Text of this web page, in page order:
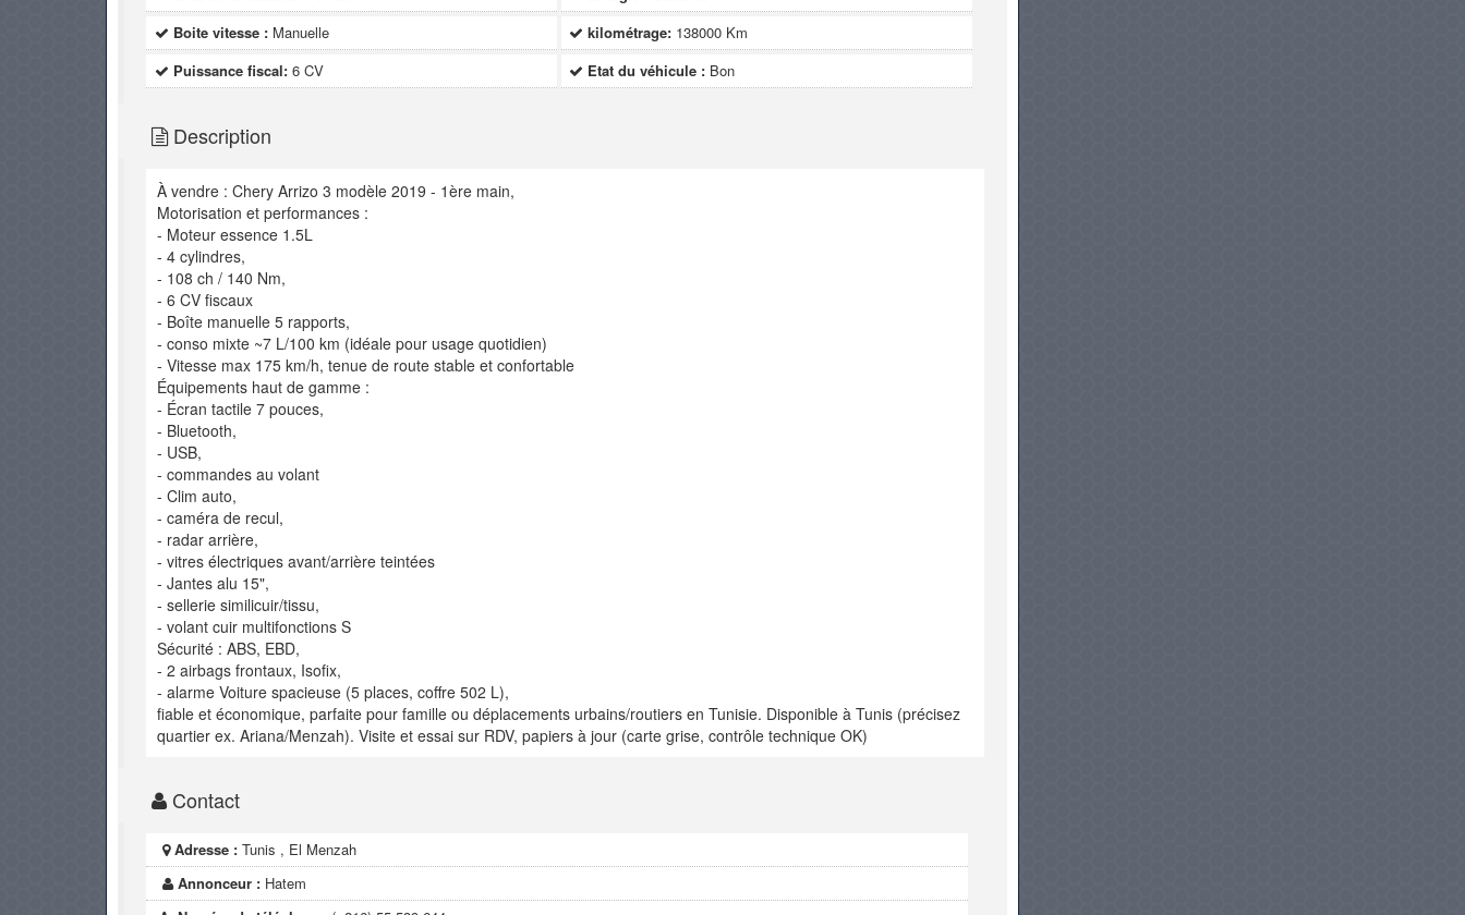
Boite vitesse : Manuelle kilométrage: 138000 Km
Puissance fiscal: 6 CV Etat du véhicule : Bon
Description
À vendre : Chery Arrizo 3 modèle 2019 - 1ère main,
Motorisation et performances :
- Moteur essence 1.5L
- 4 cylindres,
- 108 ch / 140 Nm,
- 6 CV fiscaux
- Boîte manuelle 5 rapports,
- conso mixte ~7 L/100 km (idéale pour usage quotidien)
- Vitesse max 175 km/h, tenue de route stable et confortable
Équipements haut de gamme :
- Écran tactile 7 pouces,
- Bluetooth,
- USB,
- commandes au volant
- Clim auto,
- caméra de recul,
- radar arrière,
- vitres électriques avant/arrière teintées
- Jantes alu 15",
- sellerie similicuir/tissu,
- volant cuir multifonctions S
Sécurité : ABS, EBD,
- 2 airbags frontaux, Isofix,
- alarme Voiture spacieuse (5 places, coffre 502 L),
fiable et économique, parfaite pour famille ou déplacements urbains/routiers en Tunisie. Disponible à Tunis (précisez
quartier ex. Ariana/Menzah). Visite et essai sur RDV, papiers à jour (carte grise, contrôle technique OK)
Contact
Adresse : Tunis , El Menzah
Annonceur : Hatem